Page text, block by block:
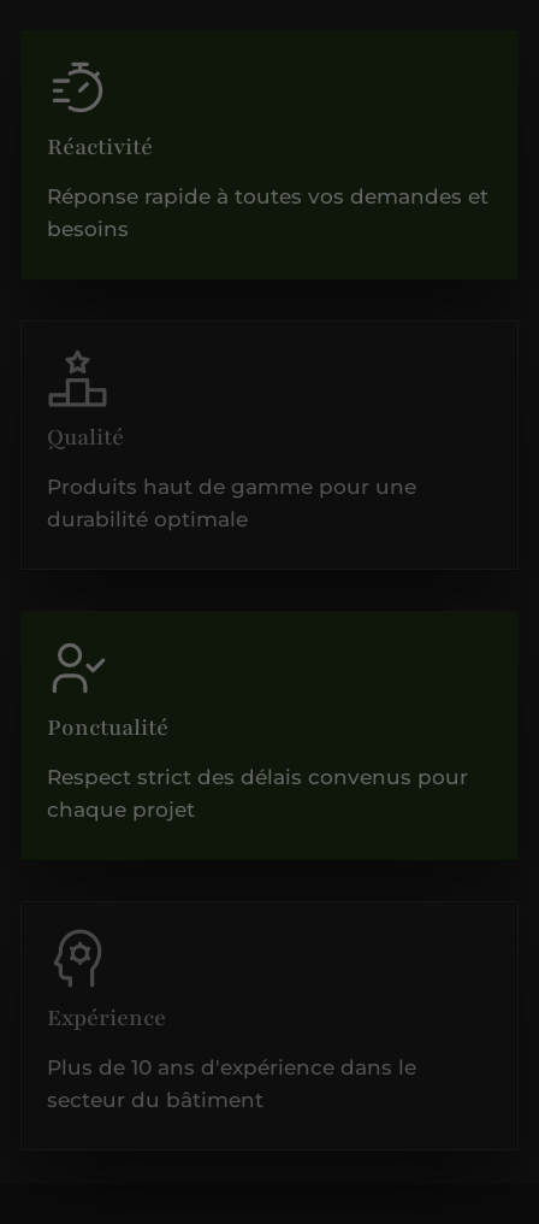
Réactivité
Réponse rapide à toutes vos demandes et
besoins
Qualité
Produits haut de gamme pour une
durabilité optimale
Ponctualité
Respect strict des délais convenus pour
chaque projet
Expérience
Plus de 10 ans d'expérience dans le
secteur du bâtiment